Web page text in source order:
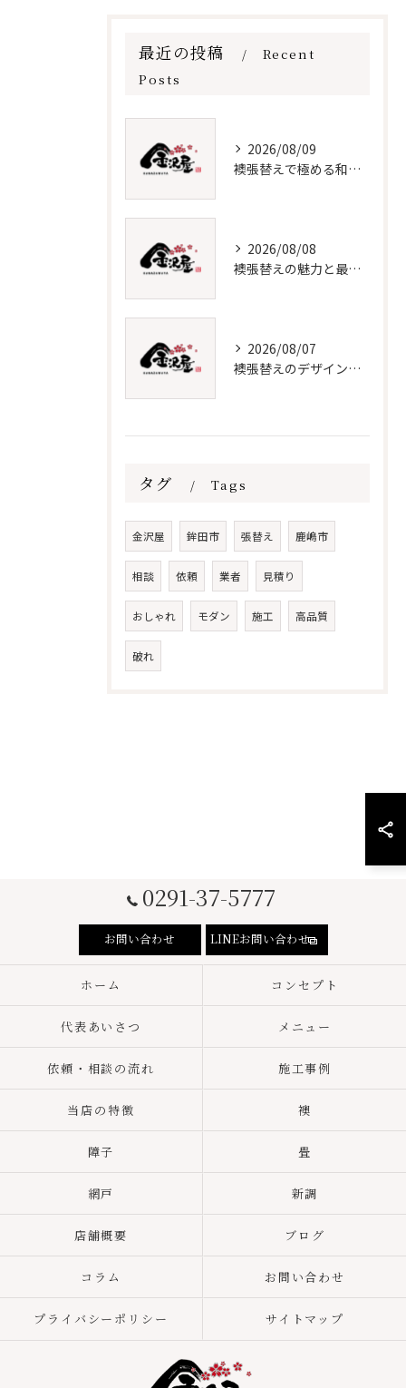
最近の投稿
Recent
Posts
2026/08/09
襖張替えで極める和室インテリア術
2026/08/08
襖張替えの魅力と最新デザイン技術
2026/08/07
襖張替えのデザインと価格徹底解説
タグ Tags
金沢屋 鉾田市 張替え 鹿嶋市
相談 依頼 業者 見積り
おしゃれ モダン 施工 高品質
破れ
0291-37-5777
お問い合わせ LINEお問い合わせ
ホーム コンセプト
代表あいさつ メニュー
依頼・相談の流れ 施工事例
当店の特徴 襖
障子 畳
網戸 新調
店舗概要 ブログ
コラム お問い合わせ
プライバシーポリシー サイトマップ